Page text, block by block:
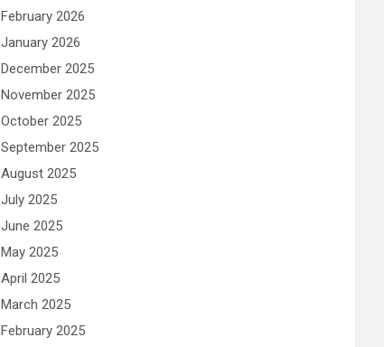
February 2026
January 2026
December 2025
November 2025
October 2025
September 2025
August 2025
July 2025
June 2025
May 2025
April 2025
March 2025
February 2025